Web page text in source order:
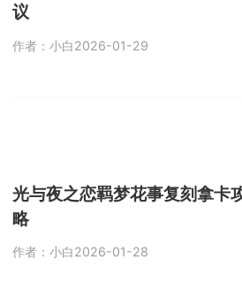
议
作者：小白2026-01-29
光与夜之恋羁梦花事复刻拿卡
略
作者：小白2026-01-28